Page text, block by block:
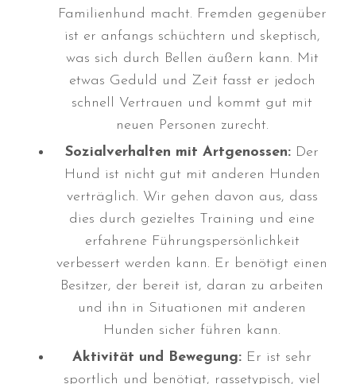
März 2025
Januar 2025
Dezember 2024
November 2024
Oktober 2024
September 2024
August 2024
Juli 2024
Juni 2024
Mai 2024
April 2024
Dezember 2023
Familienhund macht. Fremden gegenüber
ist er anfangs schüchtern und skeptisch,
was sich durch Bellen äußern kann. Mit
etwas Geduld und Zeit fasst er jedoch
schnell Vertrauen und kommt gut mit
neuen Personen zurecht.
Sozialverhalten mit Artgenossen: Der
Hund ist nicht gut mit anderen Hunden
verträglich. Wir gehen davon aus, dass
dies durch gezieltes Training und eine
erfahrene Führungspersönlichkeit
verbessert werden kann. Er benötigt einen
Besitzer, der bereit ist, daran zu arbeiten
und ihn in Situationen mit anderen
Hunden sicher führen kann.
Aktivität und Bewegung: Er ist sehr
sportlich und benötigt, rassetypisch, viel